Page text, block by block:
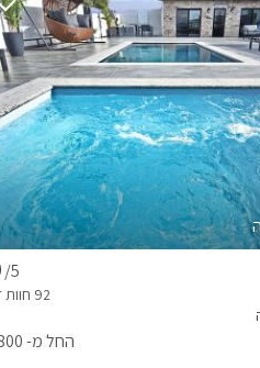
/5
החל מ- ₪1800